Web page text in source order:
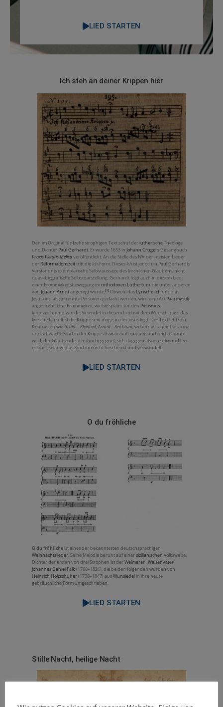
LIED STARTEN
Ich steh an deiner Krippen hier
Den im Original fünfzehnstrophigen Text schuf der lutherischeTheologe
und Dichter Paul Gerhardt. Er wurde 1653 in Johann CrügersGesangbuch
Praxis Pietatis Melicaveröffentlicht. An die Stelle des Wirder meisten Lieder
der Reformationszeittritt dieIch-Form. DiesesIch ist jedoch in Paul Gerhardts
Verständnis exemplarische Selbstaussage des kirchlichen Glaubens, nicht
quasi-biografische Selbstdarstellung. Gerhardt folgt auch in diesem Lied
einer Frömmigkeitsbewegung imorthodoxen Luthertum, die unter anderen
von Johann Arndtangeregt wurde.[1] Obwohl das Lyrische Ich und das
Jesuskind als getrennte Personen gedacht werden, wird eine Art Paarmystik
angestrebt, eine Frömmigkeit, wie sie später für den Pietismus
kennzeichnend wurde. Sie endet in diesem Lied mit dem Wunsch, dass das
lyrische Ich selbst die Krippe sein möge, in der Jesus liegt. Der Text lebt von
Kontrasten wie Größe – Kleinheit,Armut – Reichtum, wobei das scheinbar arme
und schwache Kind in der Krippe als wahrhaft mächtig und reich erkannt
wird, der Glaubende, der ihm begegnet, sich dagegen als armselig und leer
erfährt, solange das Kind ihn nicht beschenkt und verwandelt.
LIED STARTEN
O du fröhliche
O du fröhliche ist eines der bekanntesten deutschsprachigen
Weihnachtslieder. Seine Melodie beruht auf einer sizilianischen Volksweise.
Dichter der ersten von drei Strophen ist der Weimarer„Waisenvater“
Johannes Daniel Falk(1768–1826), die beiden folgenden wurden von
Heinrich Holzschuher(1798–1847) ausWunsiedel in ihre heute
gebräuchliche Form umgeschrieben.
LIED STARTEN
Stille Nacht, heilige Nacht